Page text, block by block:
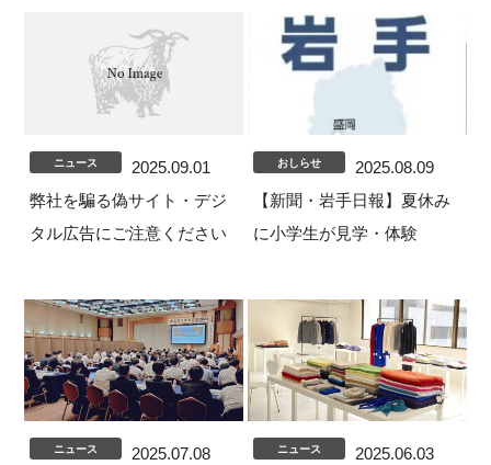
ニュース
2025.09.01
弊社を騙る偽サイト・デジ
タル広告にご注意ください
おしらせ
2025.08.09
【新聞・岩手日報】夏休み
に小学生が見学・体験
ニュース
2025.07.08
ニュース
2025.06.03